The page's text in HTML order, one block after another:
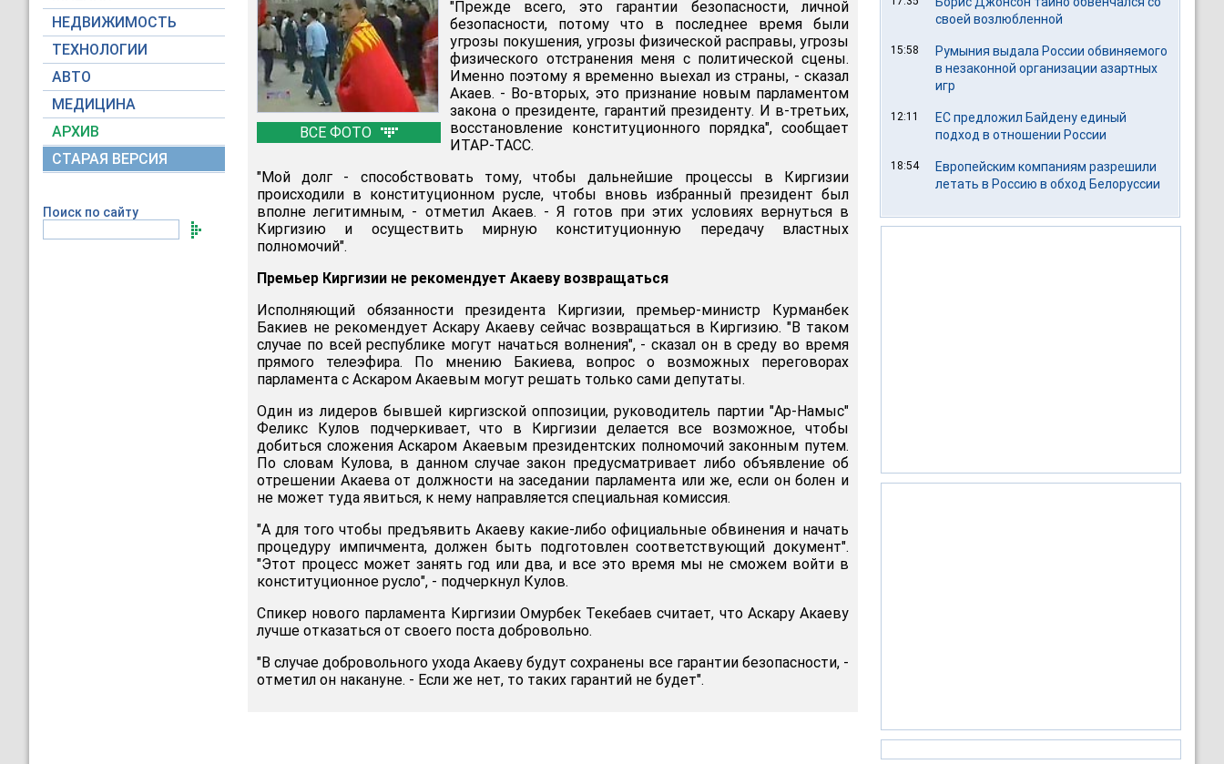
НЕДВИЖИМОСТЬ
ТЕХНОЛОГИИ
АВТО
МЕДИЦИНА
АРХИВ
СТАРАЯ ВЕРСИЯ
Поиск по сайту
ВСЕ ФОТО
"Прежде всего, это гарантии безопасности, личной
безопасности, потому что в последнее время были
угрозы покушения, угрозы физической расправы, угрозы
физического отстранения меня с политической сцены.
Именно поэтому я временно выехал из страны, - сказал
Акаев. - Во-вторых, это признание новым парламентом
закона о президенте, гарантий президенту. И в-третьих,
восстановление конституционного порядка", сообщает
ИТАР-ТАСС.
"Мой долг - способствовать тому, чтобы дальнейшие процессы в Киргизии
происходили в конституционном русле, чтобы вновь избранный президент был
вполне легитимным, - отметил Акаев. - Я готов при этих условиях вернуться в
Киргизию и осуществить мирную конституционную передачу властных
полномочий".
Премьер Киргизии не рекомендует Акаеву возвращаться
Исполняющий обязанности президента Киргизии, премьер-министр Курманбек
Бакиев не рекомендует Аскару Акаеву сейчас возвращаться в Киргизию. "В таком
случае по всей республике могут начаться волнения", - сказал он в среду во время
прямого телеэфира. По мнению Бакиева, вопрос о возможных переговорах
парламента с Аскаром Акаевым могут решать только сами депутаты.
Один из лидеров бывшей киргизской оппозиции, руководитель партии "Ар-Намыс"
Феликс Кулов подчеркивает, что в Киргизии делается все возможное, чтобы
добиться сложения Аскаром Акаевым президентских полномочий законным путем.
По словам Кулова, в данном случае закон предусматривает либо объявление об
отрешении Акаева от должности на заседании парламента или же, если он болен и
не может туда явиться, к нему направляется специальная комиссия.
"А для того чтобы предъявить Акаеву какие-либо официальные обвинения и начать
процедуру импичмента, должен быть подготовлен соответствующий документ".
"Этот процесс может занять год или два, и все это время мы не сможем войти в
конституционное русло", - подчеркнул Кулов.
Спикер нового парламента Киргизии Омурбек Текебаев считает, что Аскару Акаеву
лучше отказаться от своего поста добровольно.
"В случае добровольного ухода Акаеву будут сохранены все гарантии безопасности, -
отметил он накануне. - Если же нет, то таких гарантий не будет".
своей возлюбленной
15:58
Румыния выдала России обвиняемого
в незаконной организации азартных
игр
12:11
ЕС предложил Байдену единый
подход в отношении России
18:54
Европейским компаниям разрешили
летать в Россию в обход Белоруссии